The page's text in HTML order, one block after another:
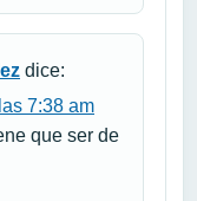
dice:
7:38 am
que ser de